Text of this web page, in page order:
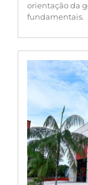
orientação da
fundamentais.